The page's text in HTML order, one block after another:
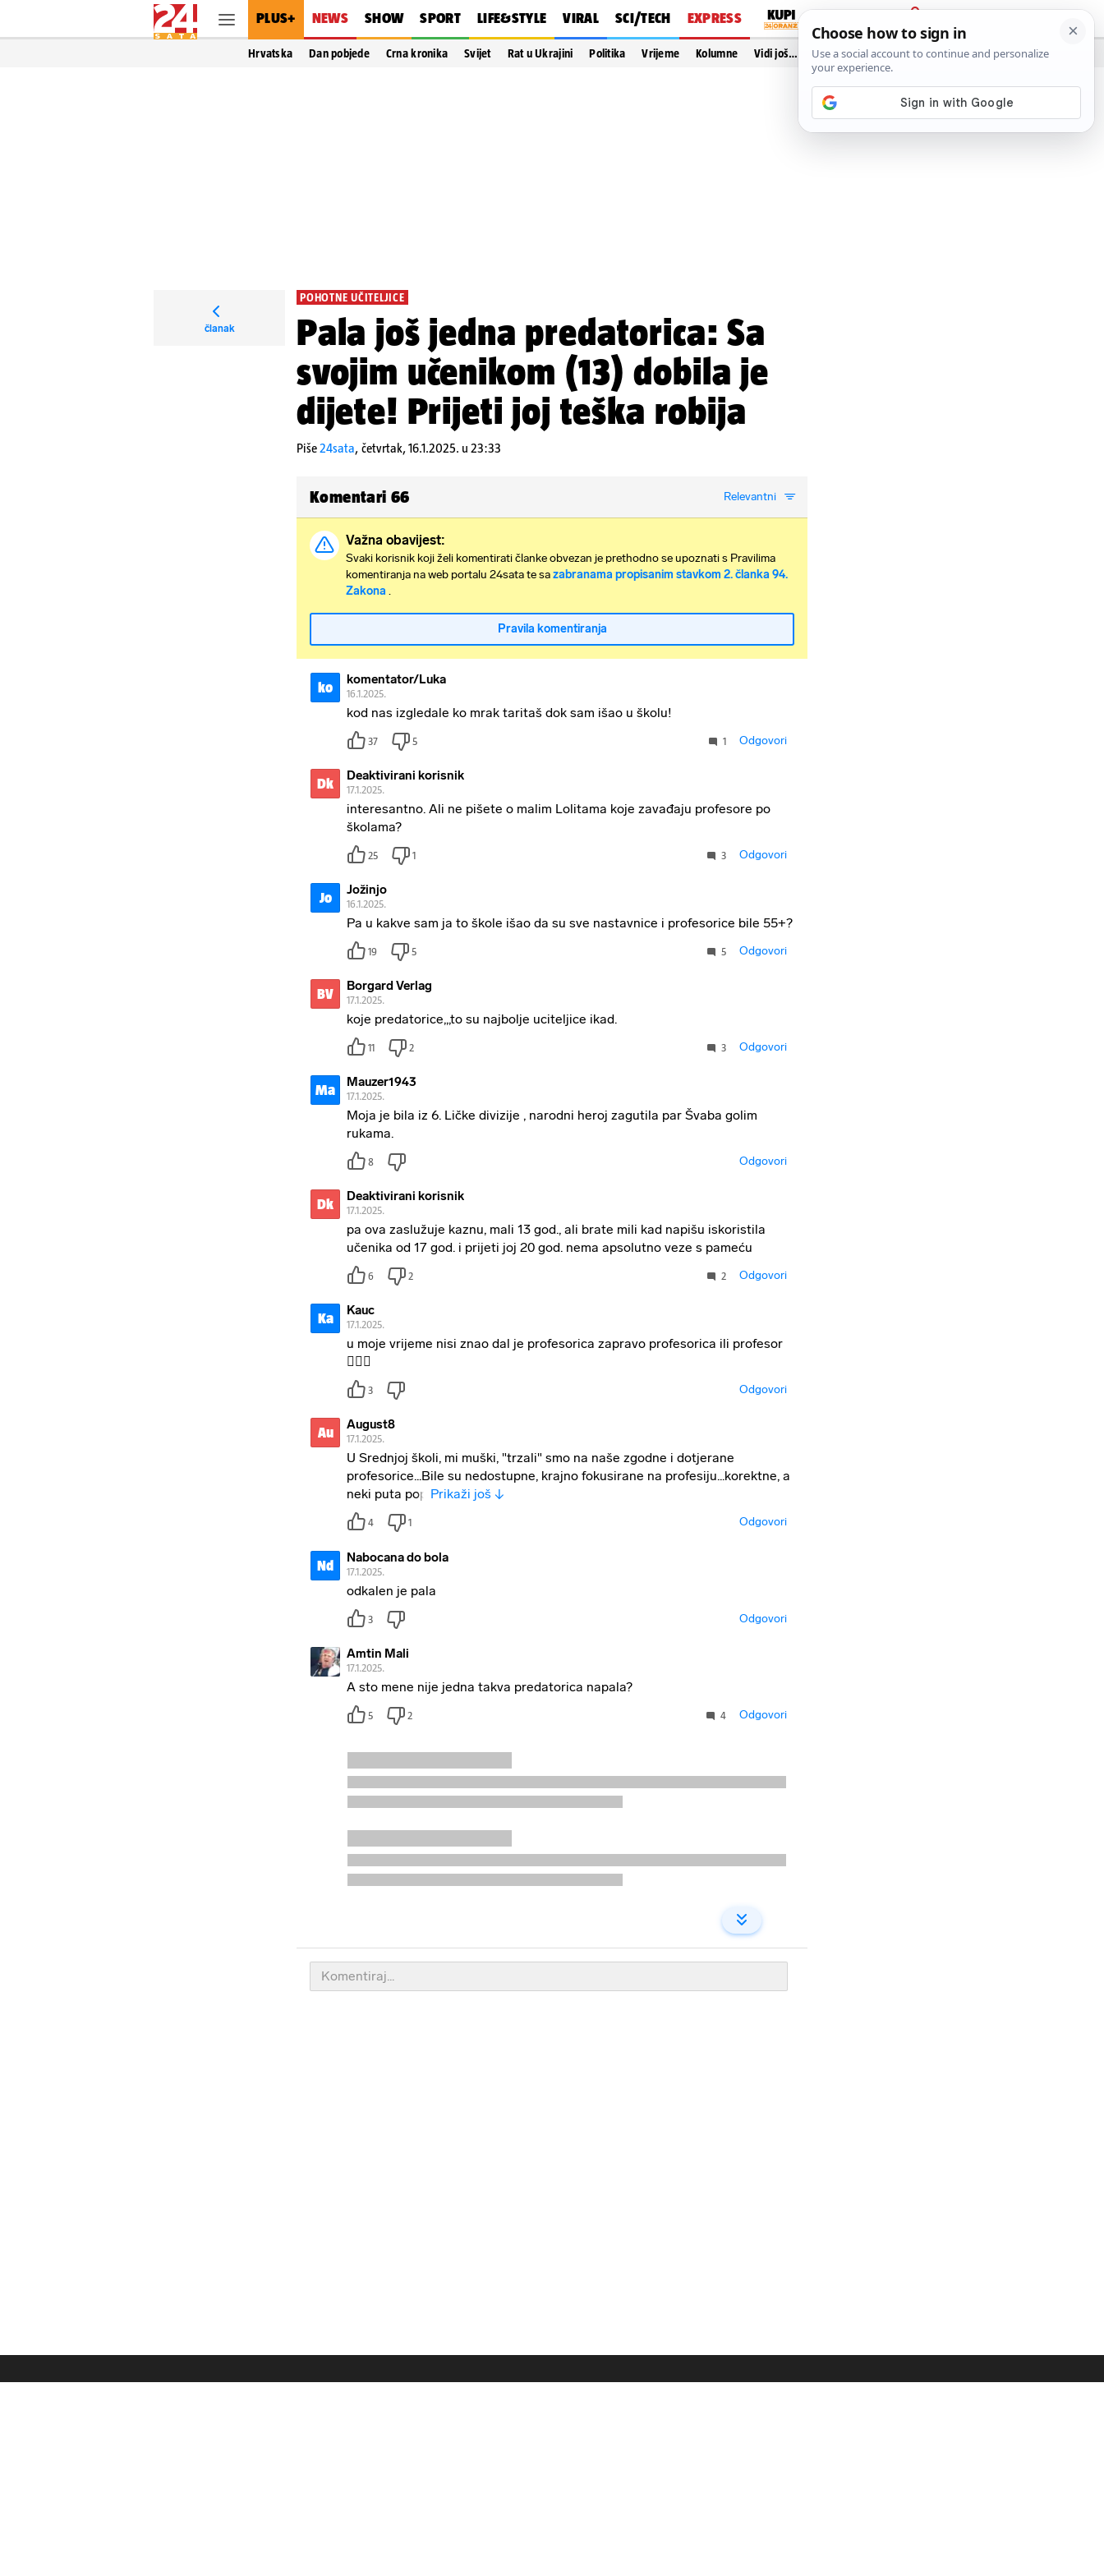
PLUS+ NEWS SHOW SPORT LIFE&STYLE VIRAL SCI/TECH EXPRESS
PRIJAVA
Hrvatska Dan pobjede Crna kronika Svijet Rat u Ukrajini Politika Vrijeme Kolumne Vidi još…
članak
POHOTNE UČITELJICE
Pala još jedna predatorica: Sa
svojim učenikom (13) dobila je
dijete! Prijeti joj teška robija
Piše24sata, četvrtak, 16.1.2025. u 23:33
Komentari 66 Relevantni
Važna obavijest:
Svaki korisnik koji želi komentirati članke obvezan je prethodno se upoznati s Pravilima
komentiranja na web portalu 24sata te sazabranama propisanim stavkom 2. članka 94.
Zakona .
Pravila komentiranja
ko komentator/Luka
16.1.2025.
kod nas izgledale ko mrak taritaš dok sam išao u školu!
37 5 1 Odgovori
Dk Deaktivirani korisnik
17.1.2025.
interesantno. Ali ne pišete o malim Lolitama koje zavađaju profesore po
školama?
25 1 3 Odgovori
Jo Jožinjo
16.1.2025.
Pa u kakve sam ja to škole išao da su sve nastavnice i profesorice bile 55+?
19 5 5 Odgovori
BV Borgard Verlag
17.1.2025.
koje predatorice,,,to su najbolje uciteljice ikad.
11 2 3 Odgovori
Ma Mauzer1943
17.1.2025.
Moja je bila iz 6. Ličke divizije , narodni heroj zagutila par Švaba golim
rukama.
8 Odgovori
Dk Deaktivirani korisnik
17.1.2025.
pa ova zaslužuje kaznu, mali 13 god., ali brate mili kad napišu iskoristila
učenika od 17 god. i prijeti joj 20 god. nema apsolutno veze s pameću
6 2 2 Odgovori
Ka Kauc
17.1.2025.
u moje vrijeme nisi znao dal je profesorica zapravo profesorica ili profesor
🤦🏻‍♂️
3 Odgovori
Au August8
17.1.2025.
U Srednjoj školi, mi muški, "trzali" smo na naše zgodne i dotjerane
profesorice...Bile su nedostupne, krajno fokusirane na profesiju...korektne, a
neki puta pop Prikaži još ↓
4 1 Odgovori
Nd Nabocana do bola
17.1.2025.
odkalen je pala
3 Odgovori
Amtin Mali
17.1.2025.
A sto mene nije jedna takva predatorica napala?
5 2 4 Odgovori